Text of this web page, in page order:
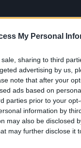
My Personal
sharing to third
advertising by us,
note that after your
ads based on
parties prior to your
information by
may also be disclosed
may further disclose it